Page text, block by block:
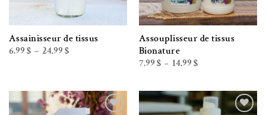
Assainisseur de tissus
6.99 $ – 24.99 $Plage
de
Assouplisseur de tissus
Bionature
7.99 $ – 14.99 $Plage
de
à
14.99 $